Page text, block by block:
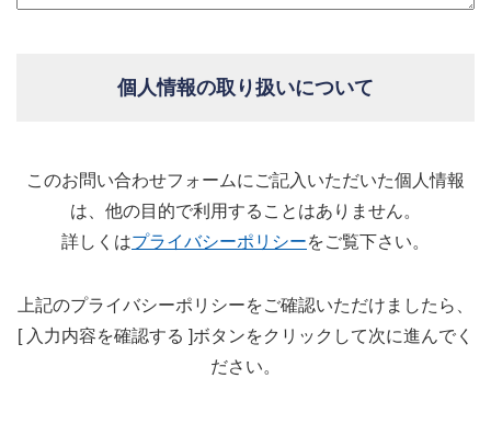
個人情報の取り扱いについて
このお問い合わせフォームにご記入いただいた個人情報
は、他の目的で利用することはありません。
詳しくはプライバシーポリシーをご覧下さい。
上記のプライバシーポリシーをご確認いただけましたら、
[ 入力内容を確認する ]ボタンをクリックして次に進んでく
ださい。